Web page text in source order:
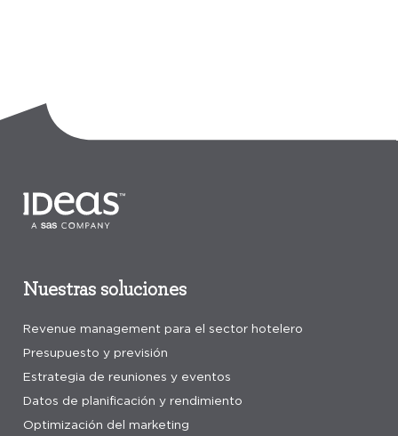
Nuestras soluciones
Revenue management para el sector hotelero
Presupuesto y previsión
Estrategia de reuniones y eventos
Datos de planificación y rendimiento
Optimización del marketing